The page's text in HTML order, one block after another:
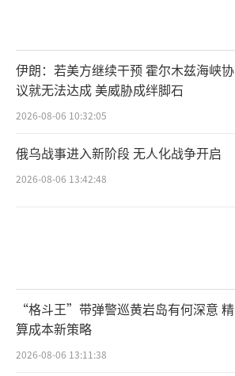
伊朗：若美方继续干预 霍尔木兹海峡协
议就无法达成 美威胁成绊脚石
2026-08-06 10:32:05
俄乌战事进入新阶段 无人化战争开启
2026-08-06 13:42:48
“格斗王”带弹警巡黄岩岛有何深意 精
算成本新策略
2026-08-06 13:11:38